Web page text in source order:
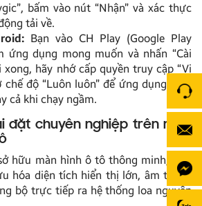
bấm vào nút “Nhận” và xác thực
tải về.
Bạn vào CH Play (Google Play
ứng dụng mong muốn và nhấn “Cài
xong, hãy nhớ cấp quyền truy cập “Vị
độ “Luôn luôn” để ứng dụng định
cả khi chạy ngầm.
đặt chuyên nghiệp trên màn
hữu màn hình ô tô thông minh, việc
hóa diện tích hiển thị lớn, âm thanh
bộ trực tiếp ra hệ thống loa nguyên